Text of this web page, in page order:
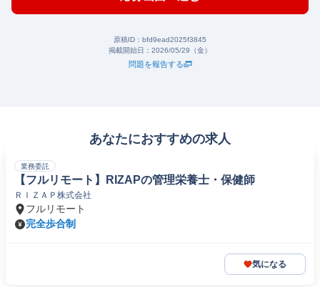
原稿ID： bfd9ead2025f3845
掲載開始日： 2026/05/29（金）
問題を報告する
あなたにおすすめの求人
業務委託
【フルリモート】RIZAPの管理栄養士・保健師
ＲＩＺＡＰ株式会社
フルリモート
完全歩合制
気になる